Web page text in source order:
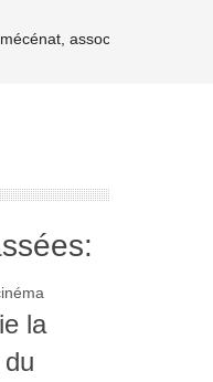
associations-les
la